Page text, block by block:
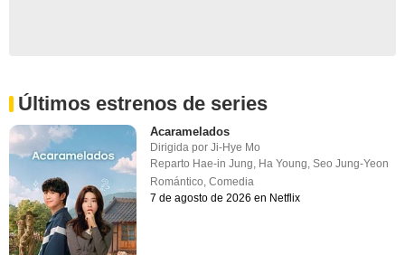
Últimos estrenos de series
Acaramelados
Dirigida porJi-Hye Mo
Reparto Hae-in Jung, Ha Young,Seo Jung-Yeon
Romántico,Comedia
7 de agosto de 2026 en Netflix